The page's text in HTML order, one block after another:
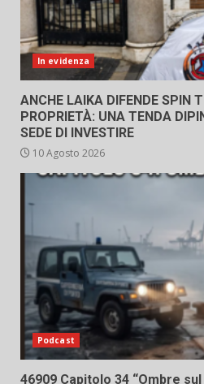
In evidenza
ANCHE LAIKA DIFENDE SPIN
PROPRIETÀ: UNA TENDA
SEDE DI INVESTIRE
10 Agosto 2026
Podcast
46909 Capitolo 34 “Ombre sul